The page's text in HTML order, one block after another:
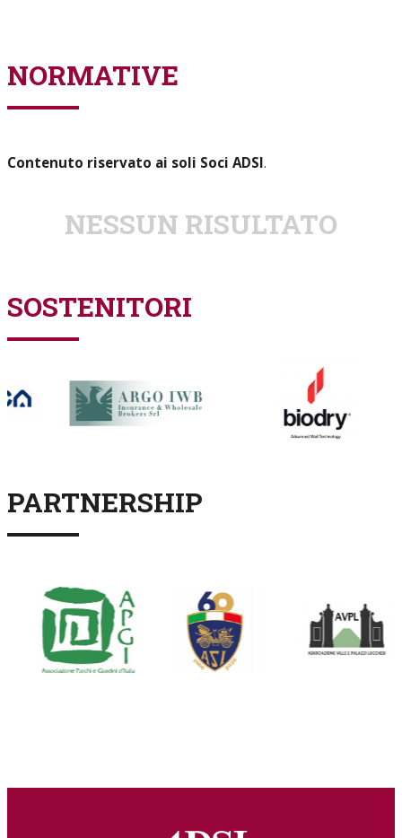
NORMATIVE
Contenuto riservato ai soli Soci ADSI.
NESSUN RISULTATO
SOSTENITORI
PARTNERSHIP